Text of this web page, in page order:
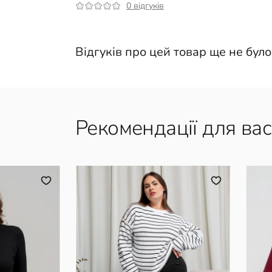
0 відгуків
Відгуків про цей товар ще не
Рекомендації для вас